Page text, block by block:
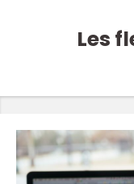
Les